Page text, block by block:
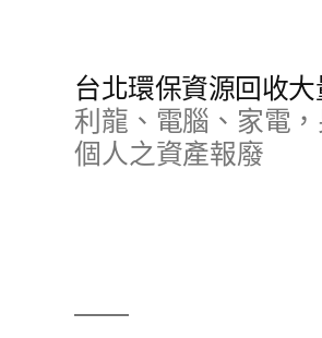
台北環保資源回收
利龍、電腦、家電
個人之資產報廢